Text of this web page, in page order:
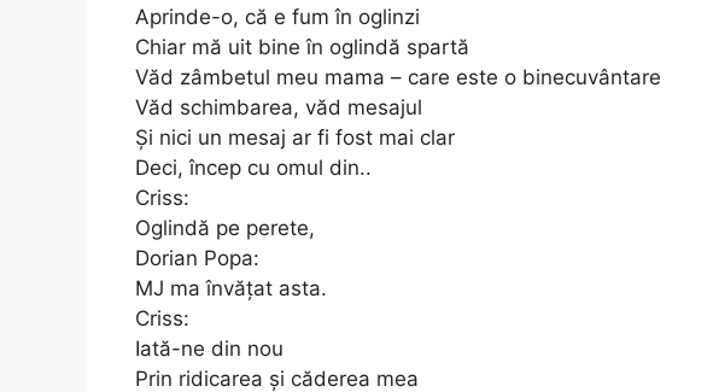
Aprinde-o, că e fum în oglinzi
Chiar mă uit bine în oglindă spartă
Văd zâmbetul meu mama – care este o binecuvântare
Văd schimbarea, văd mesajul
Și nici un mesaj ar fi fost mai clar
Deci, încep cu omul din..
Criss:
Oglindă pe perete,
Dorian Popa:
MJ ma învățat asta.
Criss:
Iată-ne din nou
Prin ridicarea și căderea mea